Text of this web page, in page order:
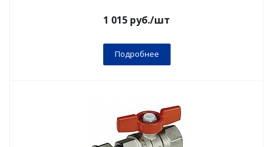
1 015 руб./шт
Подробнее